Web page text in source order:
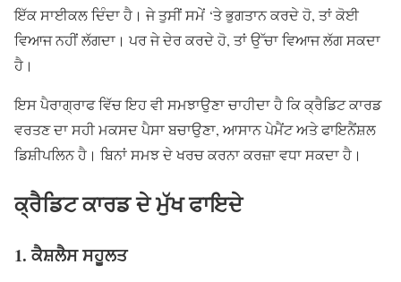
ਇੱਕ ਸਾਈਕਲ ਦਿੰਦਾ ਹੈ। ਜੇ ਤੁਸੀਂ ਸਮੇਂ ‘ਤੇ ਭੁਗਤਾਨ ਕਰਦੇ ਹੋ, ਤਾਂ ਕੋਈ
ਵਿਆਜ ਨਹੀਂ ਲੱਗਦਾ। ਪਰ ਜੇ ਦੇਰ ਕਰਦੇ ਹੋ, ਤਾਂ ਉੱਚਾ ਵਿਆਜ ਲੱਗ ਸਕਦਾ
ਹੈ।
ਇਸ ਪੈਰਾਗ੍ਰਾਫ ਵਿੱਚ ਇਹ ਵੀ ਸਮਝਾਉਣਾ ਚਾਹੀਦਾ ਹੈ ਕਿ ਕ੍ਰੈਡਿਟ ਕਾਰਡ
ਵਰਤਣ ਦਾ ਸਹੀ ਮਕਸਦ ਪੈਸਾ ਬਚਾਉਣਾ, ਆਸਾਨ ਪੇਮੈਂਟ ਅਤੇ ਫਾਇਨੈਂਸ਼ਲ
ਡਿਸ਼ੀਪਲਿਨ ਹੈ। ਬਿਨਾਂ ਸਮਝ ਦੇ ਖਰਚ ਕਰਨਾ ਕਰਜ਼ਾ ਵਧਾ ਸਕਦਾ ਹੈ।
ਕ੍ਰੈਡਿਟ ਕਾਰਡ ਦੇ ਮੁੱਖ ਫਾਇਦੇ
1. ਕੈਸ਼ਲੈਸ ਸਹੂਲਤ